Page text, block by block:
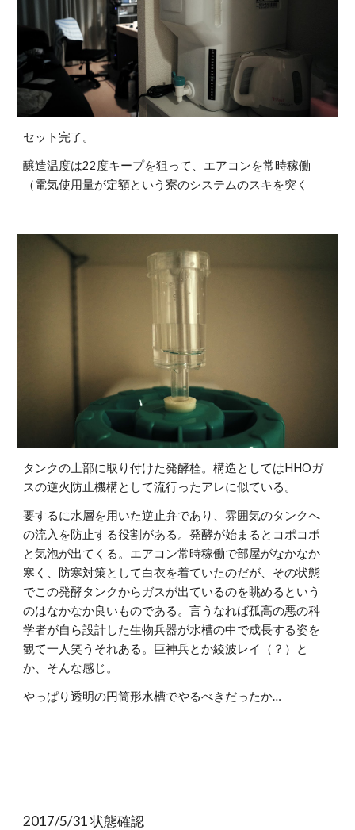
セット完了。
醸造温度は22度キープを狙って、エアコンを常時稼働
（電気使用量が定額という寮のシステムのスキを突く
タンクの上部に取り付けた発酵栓。構造としてはHHOガ
スの逆火防止機構として流行ったアレに似ている。
要するに水層を用いた逆止弁であり、雰囲気のタンクへ
の流入を防止する役割がある。発酵が始まるとコポコポ
と気泡が出てくる。エアコン常時稼働で部屋がなかなか
寒く、防寒対策として白衣を着ていたのだが、その状態
でこの発酵タンクからガスが出ているのを眺めるという
のはなかなか良いものである。言うなれば孤高の悪の科
学者が自ら設計した生物兵器が水槽の中で成長する姿を
観て一人笑うそれある。巨神兵とか綾波レイ（？）と
か、そんな感じ。
やっぱり透明の円筒形水槽でやるべきだったか…
2017/5/31 状態確認